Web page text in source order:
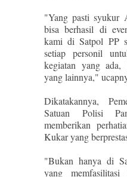
"Yang pasti syukur
bisa berhasil di
kami di Satpol PP
setiap personil
kegiatan yang
yang lainnya,"
Dikatakannya,
Satuan Polisi
memberikan
Kukar yang
"Bukan hanya di
yang